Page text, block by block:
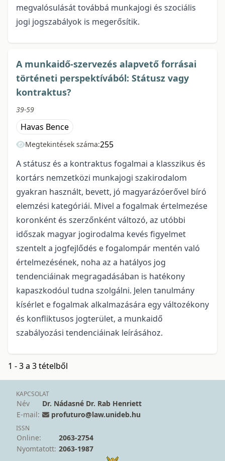
megvalósulását továbbá munkajogi és szociális
jogi jogszabályok is megerősítik.
A munkaidő-szervezés alapvető forrásai
történeti perspektívából: Státusz vagy
kontraktus?
39-59
Havas Bence
Megtekintések száma:255
A státusz és a kontraktus fogalmai a klasszikus és
kortárs nemzetközi munkajogi szakirodalom
gyakran használt, bevett, jó magyarázóerővel bíró
elemzési kategóriái. Mivel a fogalmak értelmezése
koronként és szerzőnként változó, az utóbbi
időszak magyar jogirodalma kevés figyelmet
szentelt a jogfejlődés e fogalompár mentén való
értelmezésének, noha az a hatályos jog
tendenciáinak megragadásában is hatékony
kapaszkodóul tudna szolgálni. Jelen tanulmány
kísérlet e fogalmak alkalmazására egy változékony
és konfliktusos jogterület, a munkaidő
szabályozási tendenciáinak leírásához.
1 - 3 a 3 tételből
KAPCSOLAT
Név
Dr. Nádasné Dr. Rab Henriett
E-mail:
profuturo@law.unideb.hu
ISSN
Online:
2063-2754
Nyomtatott: 2063-1987